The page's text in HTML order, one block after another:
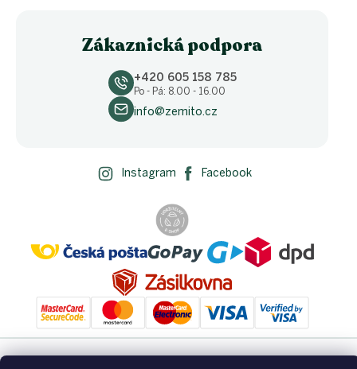
Zákaznická podpora
+420 605 158 785
Po - Pá: 8.00 - 16.00
info@zemito.cz
Instagram Facebook